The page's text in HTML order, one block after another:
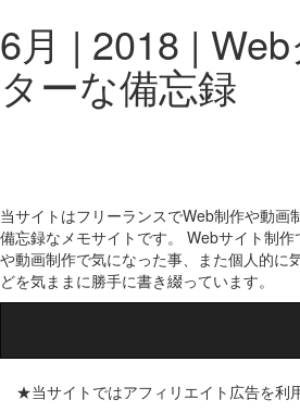
6月 | 2018 |
ターな備忘録
当サイトはフリーランスでWeb制作や動画
備忘録なメモサイトです。 Webサイト制
や動画制作で気になった事、また個人的に
どを気ままに勝手に書き綴っています。
★当サイトではアフィリエイト広告を利